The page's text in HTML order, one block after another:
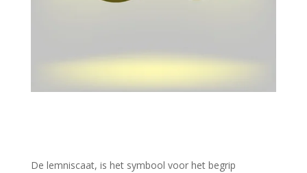
De lemniscaat, is het symbool voor het begrip